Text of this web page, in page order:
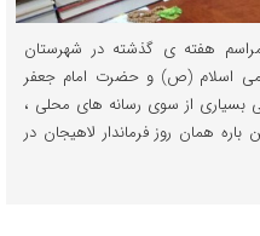
هفته ی گذشته در شهرستان
اسلام (ص) و حضرت امام جعفر
بسیاری از سوی رسانه های محلی ،
همان روز فرماندار لاهیجان در